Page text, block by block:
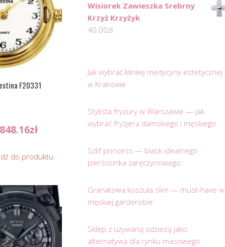
F20331
848.16zł
do produktu
Wisiorek Zawieszka Srebrny
Krzyż Krzyżyk
40.00zł
Jak wybrać klinikę medycyny estetycznej
w Krakowie
Stylista fryzury w Warszawie — jak
wybrać fryzjera damskiego i męskiego
Szlif princess — blask idealnego
pierścionka zaręczynowego
Granatowa koszula slim — must-have w
męskiej garderobie
Sklep z używaną odzieżą jako
alternatywa dla rynku masowego